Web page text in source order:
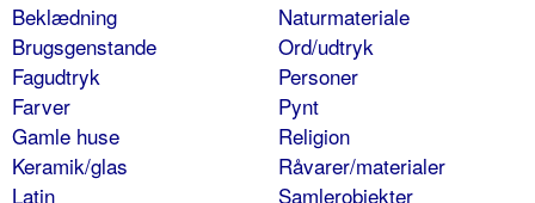
Beklædning
Brugsgenstande
Fagudtryk
Farver
Gamle huse
Keramik/glas
Latin
Naturmateriale
Ord/udtryk
Personer
Pynt
Religion
Råvarer/materialer
Samlerobjekter